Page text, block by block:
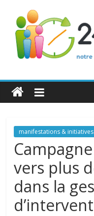
24h
Santé
La
santé
de
toute
famille
manifestations & initiatives
vers plus
dans la